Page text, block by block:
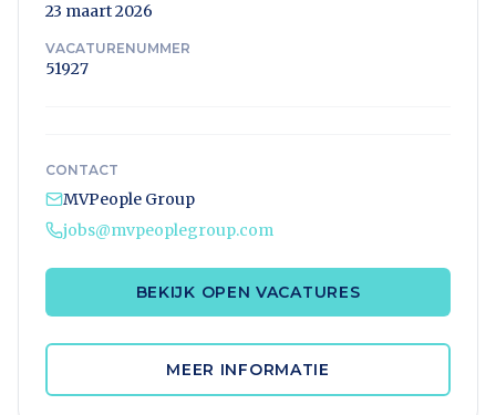
23 maart 2026
VACATURENUMMER
51927
CONTACT
MVPeople Group
jobs@mvpeoplegroup.com
BEKIJK OPEN VACATURES
MEER INFORMATIE